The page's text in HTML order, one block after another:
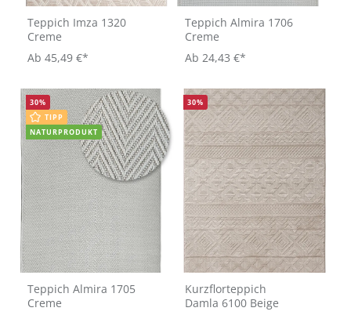
Teppich Imza 1320
Creme
Ab 45,49 €*
Teppich Almira 1706
Creme
Ab 24,43 €*
30%
TIPP
NATURPRODUKT
Teppich Almira 1705
Creme
30%
Kurzflorteppich
Damla 6100 Beige